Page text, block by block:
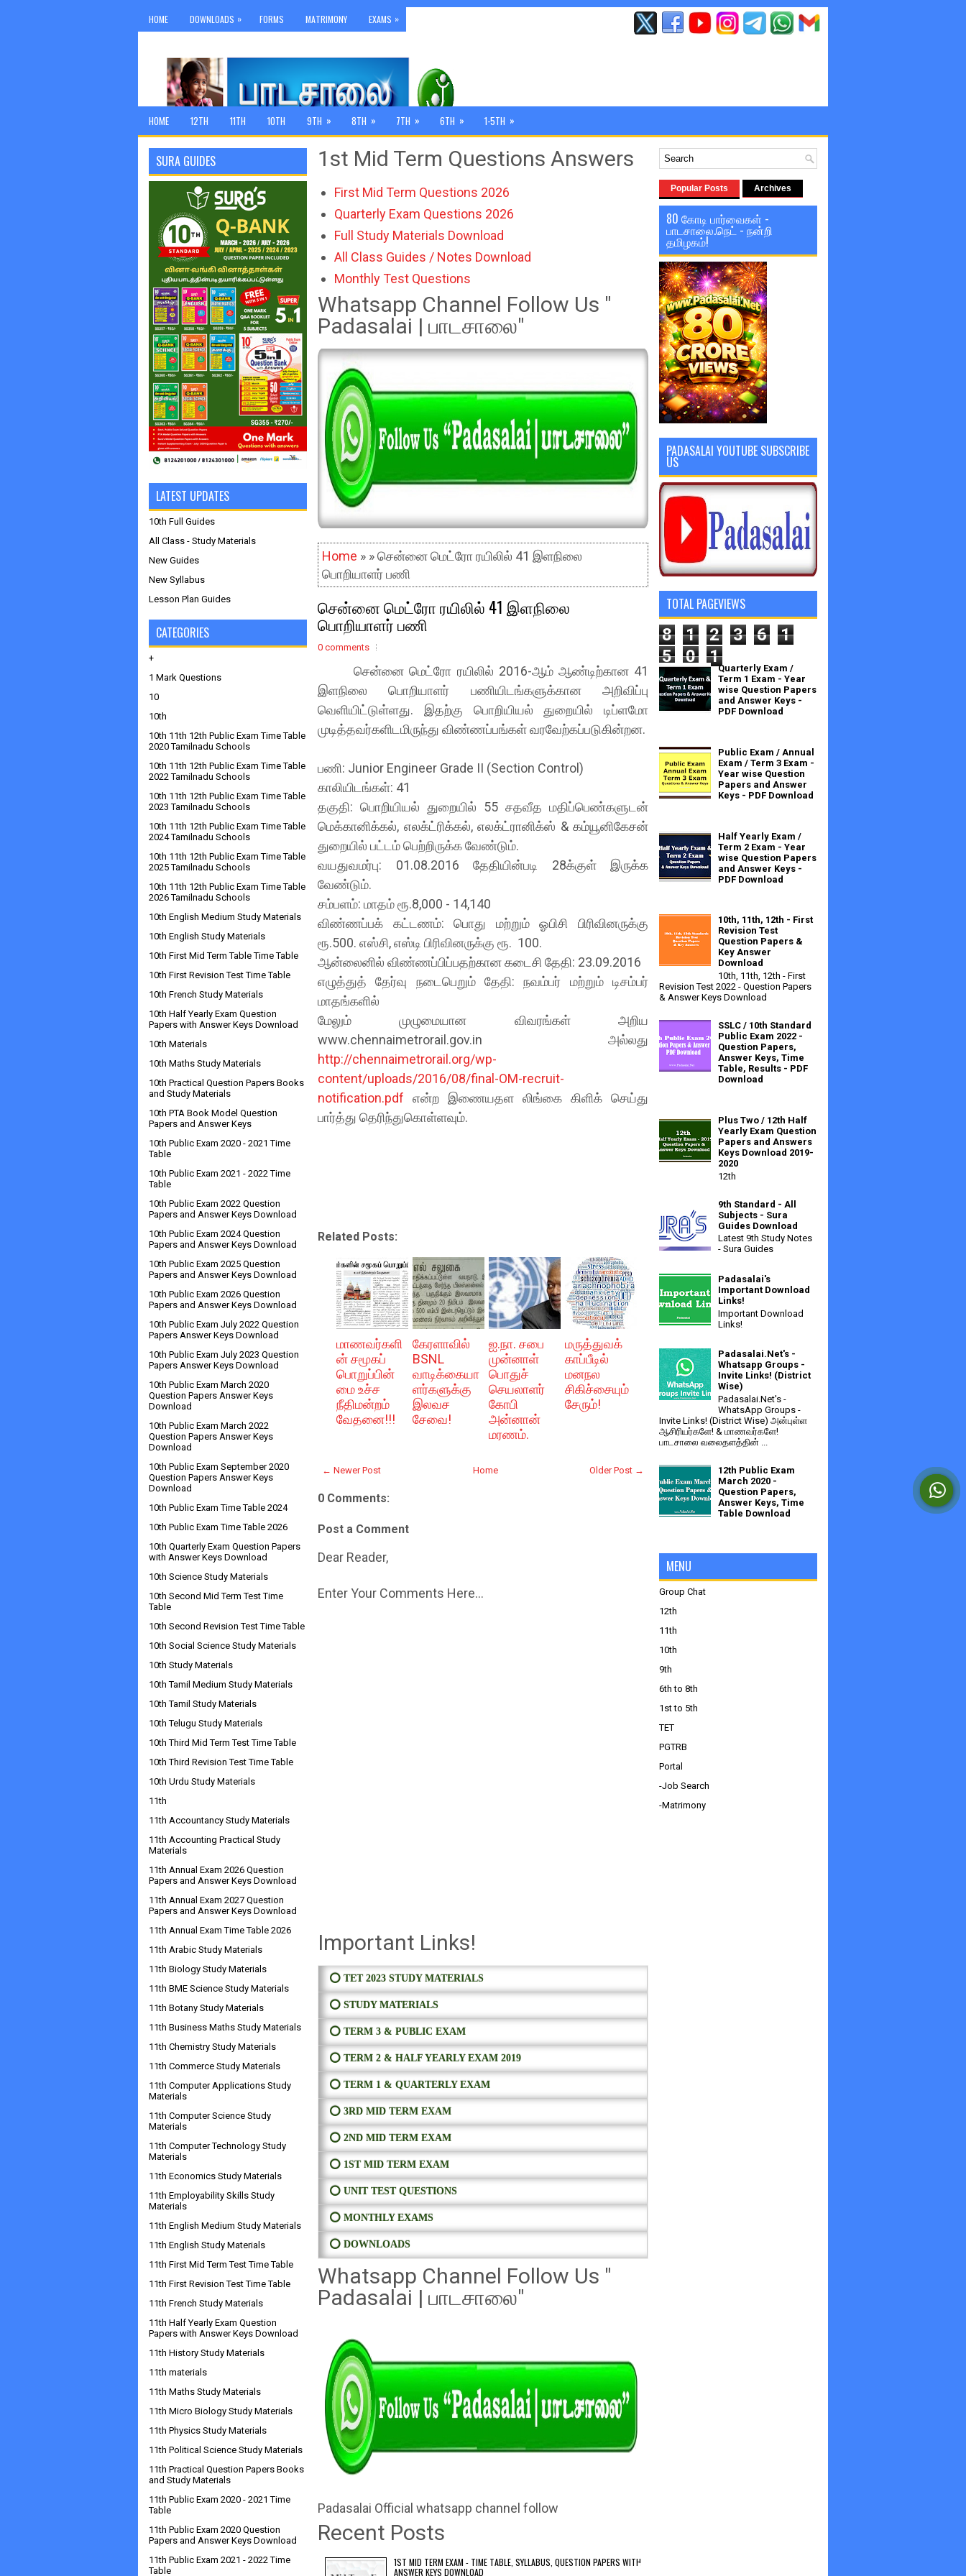
HOME DOWNLOADS » FORMS MATRIMONY EXAMS »
HOME 12TH 11TH 10TH 9TH » 8TH » 7TH » 6TH » 1-5TH »
1st Mid Term Questions Answers
First Mid Term Questions 2026
Quarterly Exam Questions 2026
Full Study Materials Download
All Class Guides / Notes Download
Monthly Test Questions
Whatsapp Channel Follow Us "
Padasalai | பாடசாலை"
Home » » சென்னை மெட்ரோ ரயிலில் 41 இளநிலை
பொறியாளர் பணி
சென்னை மெட்ரோ ரயிலில் 41 இளநிலை
பொறியாளர் பணி
0 comments
சென்னை மெட்ரோ ரயிலில் 2016-ஆம் ஆண்டிற்கான 41
இளநிலை பொறியாளர் பணியிடங்களுக்கான அறிவிப்பு
வெளியிட்டுள்ளது. இதற்கு பொறியியல் துறையில் டிப்ளமோ
முடித்தவர்களிடமிருந்து விண்ணப்பங்கள் வரவேற்கப்படுகின்றன.
பணி: Junior Engineer Grade II (Section Control)
காலியிடங்கள்: 41
தகுதி: பொறியியல் துறையில் 55 சதவீத மதிப்பெண்களுடன்
மெக்கானிக்கல், எலக்ட்ரிக்கல், எலக்ட்ரானிக்ஸ் & கம்யூனிகேசன்
துறையில் பட்டம் பெற்றிருக்க வேண்டும்.
வயதுவமர்பு: 01.08.2016 தேதியின்படி 28க்குள் இருக்க
வேண்டும்.
சம்பளம்: மாதம் ரூ.8,000 - 14,140
விண்ணப்பக் கட்டணம்: பொது மற்றும் ஓபிசி பிரிவினருக்கு
ரூ.500. எஸ்சி, எஸ்டி பிரிவினருக்கு ரூ. 100.
ஆன்லைனில் விண்ணப்பிப்பதற்கான கடைசி தேதி: 23.09.2016
எழுத்துத் தேர்வு நடைபெறும் தேதி: நவம்பர் மற்றும் டிசம்பர்
மாதங்களில்
மேலும் முழுமையான விவரங்கள் அறிய
www.chennaimetrorail.gov.in அல்லது
http://chennaimetrorail.org/wp-
content/uploads/2016/08/final-OM-recruit-
notification.pdf என்ற இணையதள லிங்கை கிளிக் செய்து
பார்த்து தெரிந்துகொள்ளவும்.
Related Posts:
மாணவர்களி
ன் சமூகப்
பொறுப்பின்
மை உச்ச
நீதிமன்றம்
வேதனை!!!
கேரளாவில்
BSNL
வாடிக்கையா
ளர்களுக்கு
இலவச
சேவை!
ஐ.நா. சபை
முன்னாள்
பொதுச்
செயலாளர்
கோபி
அன்னான்
மரணம்.
மருத்துவக்
காப்பீடில்
மனநல
சிகிச்சையும்
சேரும்!
← Newer Post Older Post →
Home
0 Comments:
Post a Comment
Dear Reader,
Enter Your Comments Here...
Important Links!
⭕ TET 2023 STUDY MATERIALS
⭕ STUDY MATERIALS
⭕ TERM 3 & PUBLIC EXAM
⭕ TERM 2 & HALF YEARLY EXAM 2019
⭕ TERM 1 & QUARTERLY EXAM
⭕ 3RD MID TERM EXAM
⭕ 2ND MID TERM EXAM
⭕ 1ST MID TERM EXAM
⭕ UNIT TEST QUESTIONS
⭕ MONTHLY EXAMS
⭕ DOWNLOADS
Whatsapp Channel Follow Us "
Padasalai | பாடசாலை"
Padasalai Official whatsapp channel follow
Recent Posts
1ST MID TERM EXAM - TIME TABLE, SYLLABUS, QUESTION PAPERS WITH
ANSWER KEYS DOWNLOAD
SURA GUIDES
LATEST UPDATES
10th Full Guides
All Class - Study Materials
New Guides
New Syllabus
Lesson Plan Guides
CATEGORIES
+
1 Mark Questions
10
10th
10th 11th 12th Public Exam Time Table
2020 Tamilnadu Schools
10th 11th 12th Public Exam Time Table
2022 Tamilnadu Schools
10th 11th 12th Public Exam Time Table
2023 Tamilnadu Schools
10th 11th 12th Public Exam Time Table
2024 Tamilnadu Schools
10th 11th 12th Public Exam Time Table
2025 Tamilnadu Schools
10th 11th 12th Public Exam Time Table
2026 Tamilnadu Schools
10th English Medium Study Materials
10th English Study Materials
10th First Mid Term Table Time Table
10th First Revision Test Time Table
10th French Study Materials
10th Half Yearly Exam Question
Papers with Answer Keys Download
10th Materials
10th Maths Study Materials
10th Practical Question Papers Books
and Study Materials
10th PTA Book Model Question
Papers and Answer Keys
10th Public Exam 2020 - 2021 Time
Table
10th Public Exam 2021 - 2022 Time
Table
10th Public Exam 2022 Question
Papers and Answer Keys Download
10th Public Exam 2024 Question
Papers and Answer Keys Download
10th Public Exam 2025 Question
Papers and Answer Keys Download
10th Public Exam 2026 Question
Papers and Answer Keys Download
10th Public Exam July 2022 Question
Papers Answer Keys Download
10th Public Exam July 2023 Question
Papers Answer Keys Download
10th Public Exam March 2020
Question Papers Answer Keys
Download
10th Public Exam March 2022
Question Papers Answer Keys
Download
10th Public Exam September 2020
Question Papers Answer Keys
Download
10th Public Exam Time Table 2024
10th Public Exam Time Table 2026
10th Quarterly Exam Question Papers
with Answer Keys Download
10th Science Study Materials
10th Second Mid Term Test Time
Table
10th Second Revision Test Time Table
10th Social Science Study Materials
10th Study Materials
10th Tamil Medium Study Materials
10th Tamil Study Materials
10th Telugu Study Materials
10th Third Mid Term Test Time Table
10th Third Revision Test Time Table
10th Urdu Study Materials
11th
11th Accountancy Study Materials
11th Accounting Practical Study
Materials
11th Annual Exam 2026 Question
Papers and Answer Keys Download
11th Annual Exam 2027 Question
Papers and Answer Keys Download
11th Annual Exam Time Table 2026
11th Arabic Study Materials
11th Biology Study Materials
11th BME Science Study Materials
11th Botany Study Materials
11th Business Maths Study Materials
11th Chemistry Study Materials
11th Commerce Study Materials
11th Computer Applications Study
Materials
11th Computer Science Study
Materials
11th Computer Technology Study
Materials
11th Economics Study Materials
11th Employability Skills Study
Materials
11th English Medium Study Materials
11th English Study Materials
11th First Mid Term Test Time Table
11th First Revision Test Time Table
11th French Study Materials
11th Half Yearly Exam Question
Papers with Answer Keys Download
11th History Study Materials
11th materials
11th Maths Study Materials
11th Micro Biology Study Materials
11th Physics Study Materials
11th Political Science Study Materials
11th Practical Question Papers Books
and Study Materials
11th Public Exam 2020 - 2021 Time
Table
11th Public Exam 2020 Question
Papers and Answer Keys Download
11th Public Exam 2021 - 2022 Time
Table
Popular Posts Archives
80 கோடி பார்வைகள் -
பாடசாலை.நெட் - நன்றி
தமிழகம்!
PADASALAI YOUTUBE SUBSCRIBE
US
TOTAL PAGEVIEWS
8 1 2 3 6
1
5
0 1
Quarterly Exam /
Term 1 Exam - Year
wise Question Papers
and Answer Keys -
PDF Download
Public Exam / Annual
Exam / Term 3 Exam -
Year wise Question
Papers and Answer
Keys - PDF Download
Half Yearly Exam /
Term 2 Exam - Year
wise Question Papers
and Answer Keys -
PDF Download
10th, 11th, 12th - First
Revision Test
Question Papers &
Key Answer
Download
10th, 11th, 12th - First
Revision Test 2022 - Question Papers
& Answer Keys Download
SSLC / 10th Standard
Public Exam 2022 -
Question Papers,
Answer Keys, Time
Table, Results - PDF
Download
Plus Two / 12th Half
Yearly Exam Question
Papers and Answers
Keys Download 2019-
2020
12th
9th Standard - All
Subjects - Sura
Guides Download
Latest 9th Study Notes
- Sura Guides
Padasalai's
Important Download
Links!
Important Download
Links!
Padasalai.Net's -
Whatsapp Groups -
Invite Links! (District
Wise)
Padasalai.Net's -
WhatsApp Groups -
Invite Links! (District Wise) அன்புள்ள
ஆசிரியர்களே! & மாணவர்களே!
பாடசாலை வலைதளத்தின் ...
12th Public Exam
March 2020 -
Question Papers,
Answer Keys, Time
Table Download
MENU
Group Chat
12th
11th
10th
9th
6th to 8th
1st to 5th
TET
PGTRB
Portal
-Job Search
-Matrimony